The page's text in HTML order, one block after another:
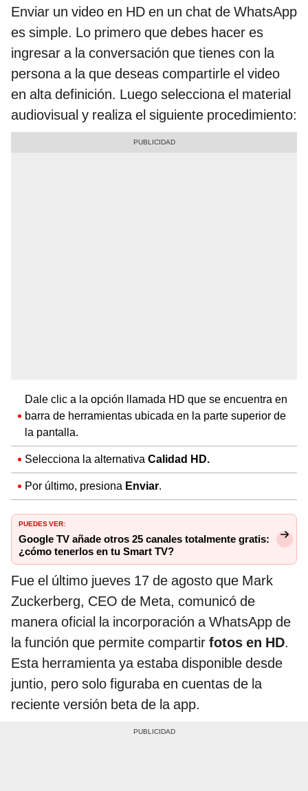
Enviar un video en HD en un chat de WhatsApp
es simple. Lo primero que debes hacer es
ingresar a la conversación que tienes con la
persona a la que deseas compartirle el video
en alta definición. Luego selecciona el material
audiovisual y realiza el siguiente procedimiento:
Dale clic a la opción llamada HD que se encuentra en
barra de herramientas ubicada en la parte superior de
la pantalla.
Selecciona la alternativa Calidad HD.
Por último, presiona Enviar.
PUEDES VER:
Google TV añade otros 25 canales totalmente gratis:
¿cómo tenerlos en tu Smart TV?
Fue el último jueves 17 de agosto que Mark
Zuckerberg, CEO de Meta, comunicó de
manera oficial la incorporación a WhatsApp de
la función que permite compartir fotos en HD.
Esta herramienta ya estaba disponible desde
juntio, pero solo figuraba en cuentas de la
reciente versión beta de la app.